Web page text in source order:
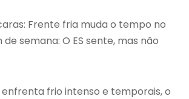
Frente fria muda o tempo no
semana: O ES sente, mas não
enfrenta frio intenso e temporais, o